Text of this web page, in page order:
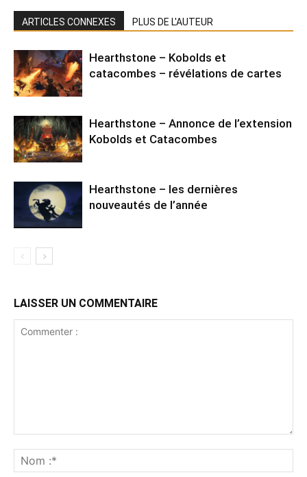
ARTICLES CONNEXES PLUS DE L'AUTEUR
Hearthstone – Kobolds et
catacombes – révélations de cartes
Hearthstone – Annonce de l’extension
Kobolds et Catacombes
Hearthstone – les dernières
nouveautés de l’année
LAISSER UN COMMENTAIRE